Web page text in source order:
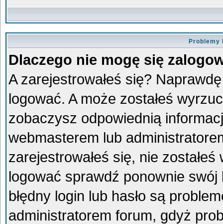
Problemy
Dlaczego nie mogę się
A zarejestrowałeś się?
logować. A może zostałeś
zobaczysz odpowiednią
webmasterem lub
zarejestrowałeś się, nie
logować sprawdź ponownie swój
błędny login lub hasło są
administratorem forum, gdyż